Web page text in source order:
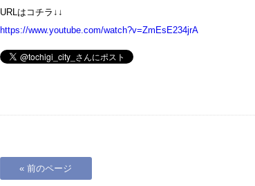
URLはコチラ↓↓
https://www.youtube.com/watch?v=ZmEsE234jrA
« 前のページ